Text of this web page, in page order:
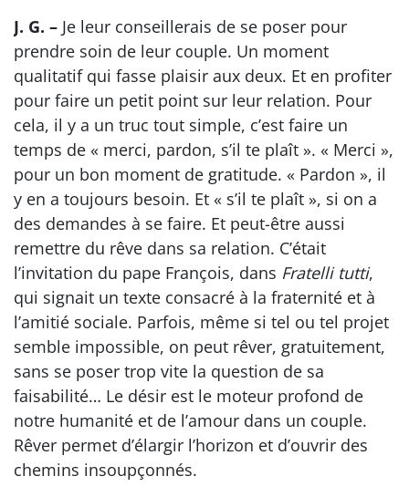
J. G. – Je leur conseillerais de se poser pour
prendre soin de leur couple. Un moment
qualitatif qui fasse plaisir aux deux. Et en profiter
pour faire un petit point sur leur relation. Pour
cela, il y a un truc tout simple, c’est faire un
temps de « merci, pardon, s’il te plaît ». « Merci »,
pour un bon moment de gratitude. « Pardon », il
y en a toujours besoin. Et « s’il te plaît », si on a
des demandes à se faire. Et peut-être aussi
remettre du rêve dans sa relation. C’était
l’invitation du pape François, dans Fratelli tutti,
qui signait un texte consacré à la fraternité et à
l’amitié sociale. Parfois, même si tel ou tel projet
semble impossible, on peut rêver, gratuitement,
sans se poser trop vite la question de sa
faisabilité… Le désir est le moteur profond de
notre humanité et de l’amour dans un couple.
Rêver permet d’élargir l’horizon et d’ouvrir des
chemins insoupçonnés.